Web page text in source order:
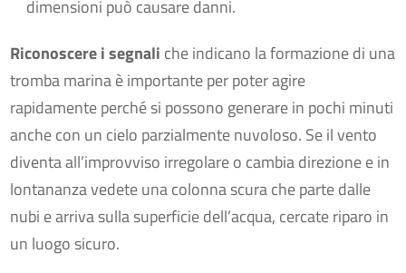
dimensioni può causare danni.
Riconoscere i segnali che indicano la formazione di una
tromba marina è importante per poter agire
rapidamente perché si possono generare in pochi minuti
anche con un cielo parzialmente nuvoloso. Se il vento
diventa all’improvviso irregolare o cambia direzione e in
lontananza vedete una colonna scura che parte dalle
nubi e arriva sulla superficie dell’acqua, cercate riparo in
un luogo sicuro.